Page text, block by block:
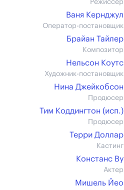
Режиссер
Ваня Кернджул
Оператор-постановщик
Брайан Тайлер
Композитор
Нельсон Коутс
Художник-постановщик
Нина Джейкобсон
Продюсер
Тим Коддингтон (иcп.)
Продюсер
Терри Доллар
Кастинг
Констанс Ву
Актер
Мишель Йео